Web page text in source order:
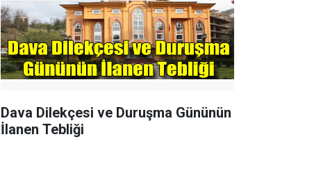
Dava Dilekçesi ve Duruşma Gününün
İlanen Tebliği